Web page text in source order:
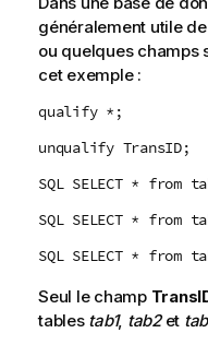
généralement utile
ou quelques champs
cet exemple :
qualify *;
unqualify TransID;
SQL SELECT * from
SQL SELECT * from
SQL SELECT * from
Seul le champ
tables tab1, tab2et